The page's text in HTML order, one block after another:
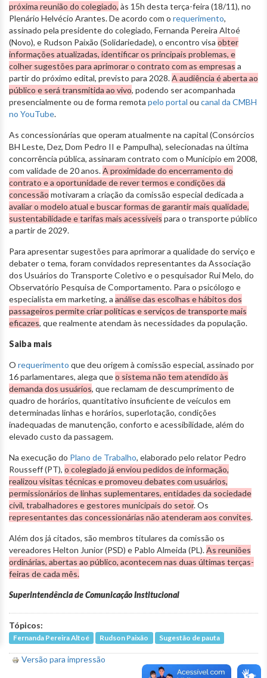
próxima reunião do colegiado, às 15h desta terça-feira (18/11), no
Plenário Helvécio Arantes. De acordo com o requerimento,
assinado pela presidente do colegiado, Fernanda Pereira Altoé
(Novo), e Rudson Paixão (Solidariedade), o encontro visa obter
informações atualizadas, identificar os principais problemas, e
colher sugestões para aprimorar o contrato com as empresas a
partir do próximo edital, previsto para 2028.A audiência é aberta ao
público e será transmitida ao vivo, podendo ser acompanhada
presencialmente ou de forma remota pelo portal ou canal da CMBH
no YouTube.
As concessionárias que operam atualmente na capital (Consórcios
BH Leste, Dez, Dom Pedro II e Pampulha), selecionadas na última
concorrência pública, assinaram contrato com o Município em 2008,
com validade de 20 anos.A proximidade do encerramento do
contrato e a oportunidade de rever termos e condições da
concessão motivaram a criação da comissão especial dedicada a
avaliar o modelo atual e buscar formas de garantir mais qualidade,
sustentabilidade e tarifas mais acessíveis para o transporte público
a partir de 2029.
Para apresentar sugestões para aprimorar a qualidade do serviço e
debater o tema, foram convidados representantes da Associação
dos Usuários do Transporte Coletivo e o pesquisador Rui Melo, do
Observatório Pesquisa de Comportamento. Para o psicólogo e
especialista em marketing, a análise das escolhas e hábitos dos
passageiros permite criar políticas e serviços de transporte mais
eficazes, que realmente atendam às necessidades da população.
Saiba mais
O requerimento que deu origem à comissão especial, assinado por
16 parlamentares, alega queo sistema não tem atendido às
demanda dos usuários, que reclamam de descumprimento de
quadro de horários, quantitativo insuficiente de veículos em
determinadas linhas e horários, superlotação, condições
inadequadas de manutenção, conforto e acessibilidade, além do
elevado custo da passagem.
Na execução do Plano de Trabalho, elaborado pelo relator Pedro
Rousseff (PT), o colegiado já enviou pedidos de informação,
realizou visitas técnicas e promoveu debates com usuários,
permissionários de linhas suplementares, entidades da sociedade
civil, trabalhadores e gestores municipais do setor. Os
representantes das concessionárias não atenderam aos convites.
Além dos já citados, são membros titulares da comissão os
vereadores Helton Junior (PSD) e Pablo Almeida (PL).As reuniões
ordinárias, abertas ao público, acontecem nas duas últimas terças-
feiras de cada mês.
Superintendência de Comunicação Institucional
Tópicos:
Fernanda Pereira Altoé Rudson Paixão Sugestão de pauta
Versão para impressão